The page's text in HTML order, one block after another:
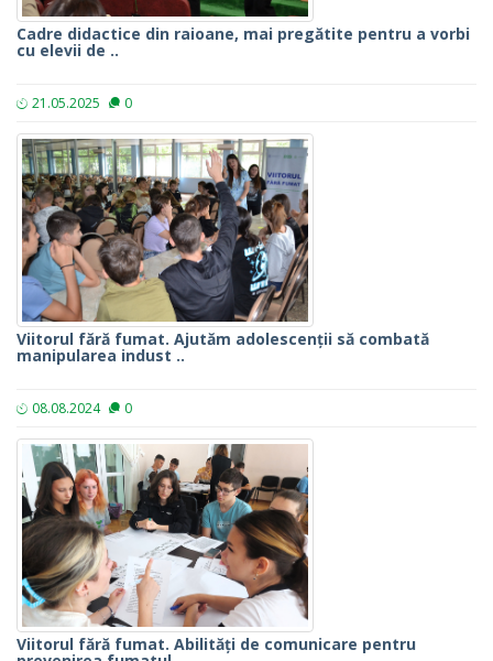
Cadre didactice din raioane, mai pregătite pentru a vorbi
cu elevii de ..
21.05.2025 0
Viitorul fără fumat. Ajutăm adolescenții să combată
manipularea indust ..
08.08.2024 0
Viitorul fără fumat. Abilități de comunicare pentru